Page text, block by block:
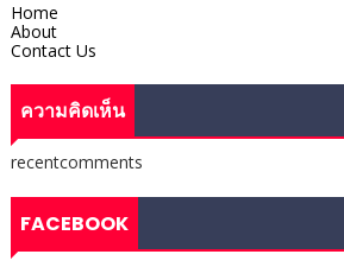
Home
About
Contact Us
ความคิดเห็น
recentcomments
FACEBOOK